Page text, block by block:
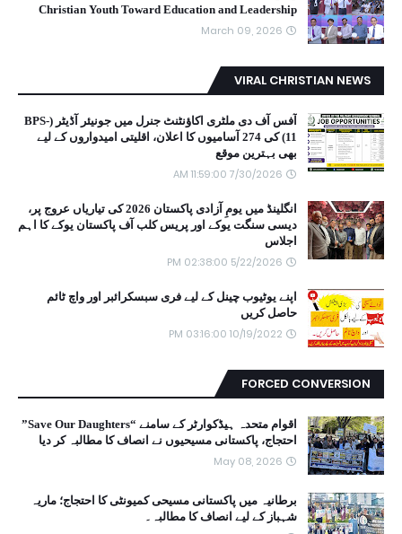
Christian Youth Toward Education and Leadership
March 09, 2026
VIRAL CHRISTIAN NEWS
آفس آف دی ملٹری اکاؤنٹنٹ جنرل میں جونیئر آڈیٹر (BPS-
11) کی 274 آسامیوں کا اعلان، اقلیتی امیدواروں کے لیے
بھی بہترین موقع
7/30/2026 11:59:00 AM
انگلینڈ میں یومِ آزادی پاکستان 2026 کی تیاریاں عروج پر،
دیسی سنگت یوکے اور پریس کلب آف پاکستان یوکے کا اہم
اجلاس
5/22/2026 02:38:00 PM
اپنے یوٹیوب چینل کے لیے فری سبسکرائبر اور واچ ٹائم
حاصل کریں
10/19/2022 03:16:00 PM
FORCED CONVERSION
اقوام متحدہ ہیڈکوارٹر کے سامنے “Save Our Daughters”
احتجاج، پاکستانی مسیحیوں نے انصاف کا مطالبہ کر دیا
May 08, 2026
برطانیہ میں پاکستانی مسیحی کمیونٹی کا احتجاج؛ ماریہ
شہباز کے لیے انصاف کا مطالبہ۔